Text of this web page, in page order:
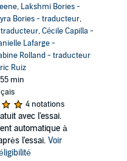
, Lakshmi Bories -
Bories - traducteur,
,Cécile Capilla -
Lafarge -
Rolland - traducteur
Ruiz
min
4 notations
avec l'essai.
automatique à
l'essai. Voir